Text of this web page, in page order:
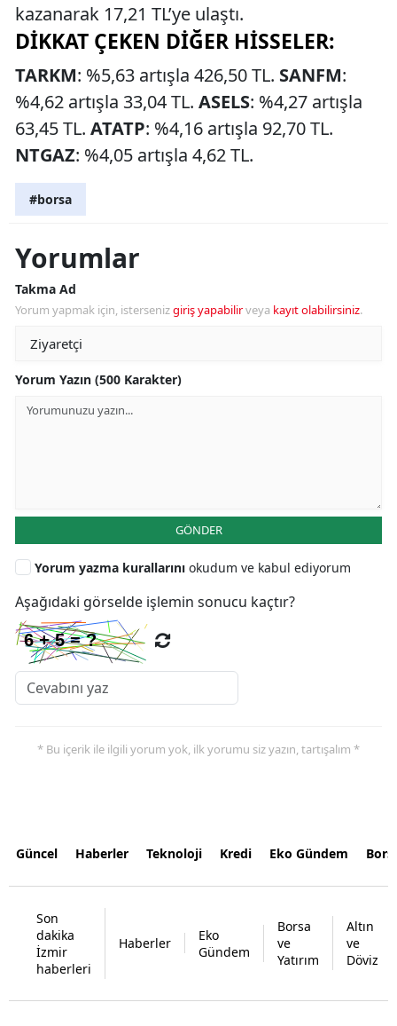
kazanarak 17,21 TL’ye ulaştı.
DIKKAT ÇEKEN DIĞER HISSELER:
TARKM: %5,63 artışla 426,50 TL. SANFM:
%4,62 artışla 33,04 TL. ASELS: %4,27 artışla
63,45 TL. ATATP: %4,16 artışla 92,70 TL.
NTGAZ: %4,05 artışla 4,62 TL.
#borsa
Yorumlar
Takma Ad
Yorum yapmak için, istersenizgiriş yapabilirveya kayıt olabilirsiniz.
Yorum Yazın (500 Karakter)
GÖNDER
Yorum yazma kurallarını okudum ve kabul ediyorum
Aşağıdaki görselde işlemin sonucu kaçtır?
* Bu içerik ile ilgili yorum yok, ilk yorumu siz yazın, tartışalım *
Güncel Haberler Teknoloji Kredi Eko Gündem
Son
dakika
İzmir
haberleri
Haberler
Eko
Gündem
Borsa
ve
Yatırım
Altın
ve
Döviz